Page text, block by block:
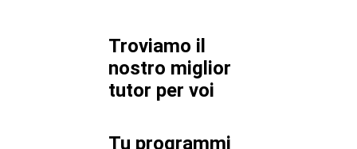
Troviamo il
nostro miglior
tutor per voi
Tu programmi